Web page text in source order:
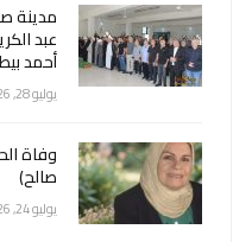
مدينة
عبد
أحمد
يوليو 28, 2026
وفاة
صالح)
يوليو 24, 2026